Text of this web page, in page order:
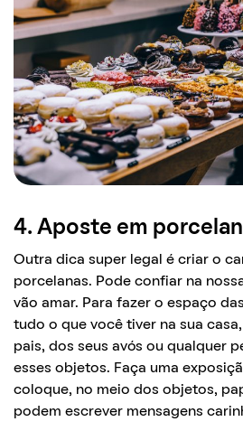
4. Aposte em
Outra dica super legal é criar o
porcelanas. Pode confiar na
vão amar. Para fazer o espaço
tudo o que você tiver na sua
pais, dos seus avós ou qualquer
esses objetos. Faça uma
coloque, no meio dos objetos,
podem escrever mensagens